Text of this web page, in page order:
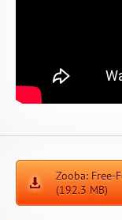
Zooba:
(192.3 MB)